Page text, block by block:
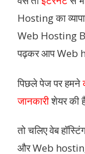
Hosting का
Web Hosting
पढ़कर आप Web
पिछले पेज पर हमने
जानकारीशेयर की
तो चलिए वेब
और Web